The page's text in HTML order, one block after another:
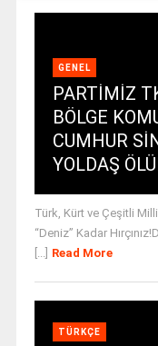
GENEL
PARTİMİZ
BÖLGE
CUMHUR
YOLDAŞ
Türk, Kürt ve Çeşitli
“Deniz” Kadar
[...] Read More
TÜRKÇE